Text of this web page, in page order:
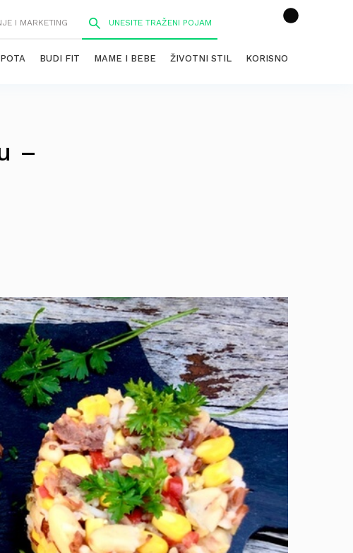
I MARKETING
BUDI FIT MAME I BEBE ŽIVOTNI STIL KORISNO
–